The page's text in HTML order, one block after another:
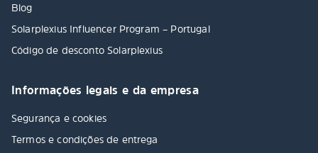
Blog
Solarplexius Influencer Program – Portugal
Código de desconto Solarplexius
Informações legais e da empresa
Segurança e cookies
Termos e condições de entrega